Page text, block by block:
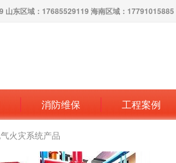
东区域：17685529119 海南区域：17791015885
消防维保 工程案例
火灾系统产品